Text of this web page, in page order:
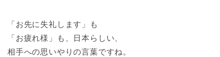
「お先に失礼します」も
「お疲れ様」も、日本らしい、
相手への思いやりの言葉ですね。